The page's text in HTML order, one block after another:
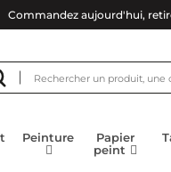
Commandez aujourd'hui,
Peinture
Papier
peint